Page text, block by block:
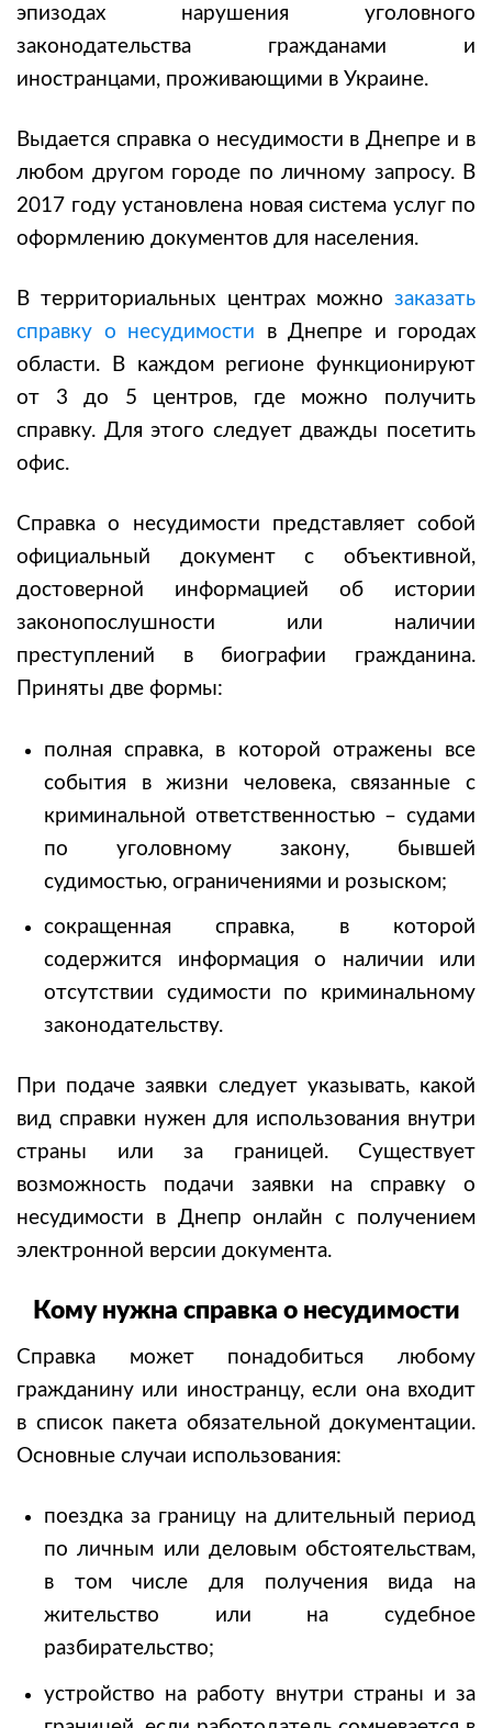
эпизодах нарушения уголовного
законодательства гражданами и
иностранцами, проживающими в Украине.
Выдается справка о несудимости в Днепре и в
любом другом городе по личному запросу. В
2017 году установлена новая система услуг по
оформлению документов для населения.
В территориальных центрах можно заказать
справку о несудимости в Днепре и городах
области. В каждом регионе функционируют
от 3 до 5 центров, где можно получить
справку. Для этого следует дважды посетить
офис.
Справка о несудимости представляет собой
официальный документ с объективной,
достоверной информацией об истории
законопослушности или наличии
преступлений в биографии гражданина.
Приняты две формы:
полная справка, в которой отражены все
события в жизни человека, связанные с
криминальной ответственностью – судами
по уголовному закону, бывшей
судимостью, ограничениями и розыском;
сокращенная справка, в которой
содержится информация о наличии или
отсутствии судимости по криминальному
законодательству.
При подаче заявки следует указывать, какой
вид справки нужен для использования внутри
страны или за границей. Существует
возможность подачи заявки на справку о
несудимости в Днепр онлайн с получением
электронной версии документа.
Кому нужна справка о несудимости
Справка может понадобиться любому
гражданину или иностранцу, если она входит
в список пакета обязательной документации.
Основные случаи использования:
поездка за границу на длительный период
по личным или деловым обстоятельствам,
в том числе для получения вида на
жительство или на судебное
разбирательство;
устройство на работу внутри страны и за